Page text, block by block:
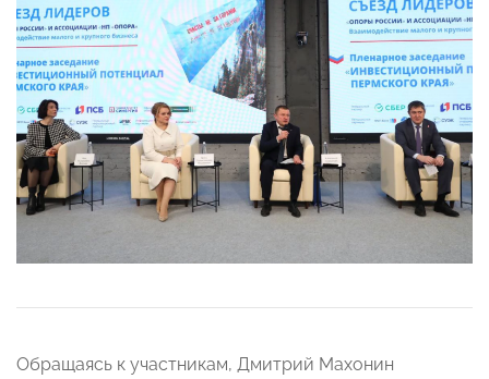
Обращаясь к участникам, Дмитрий Махонин